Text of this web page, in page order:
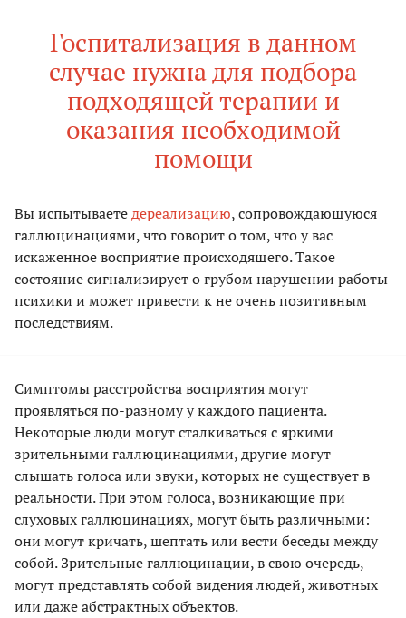
Госпитализация в данном
случае нужна для подбора
подходящей терапии и
оказания необходимой
помощи
Вы испытываетедереализацию, сопровождающуюся
галлюцинациями, что говорит о том, что у вас
искаженное восприятие происходящего. Такое
состояние сигнализирует о грубом нарушении работы
психики и может привести к не очень позитивным
последствиям.
Симптомы расстройства восприятия могут
проявляться по-разному у каждого пациента.
Некоторые люди могут сталкиваться с яркими
зрительными галлюцинациями, другие могут
слышать голоса или звуки, которых не существует в
реальности. При этом голоса, возникающие при
слуховых галлюцинациях, могут быть различными:
они могут кричать, шептать или вести беседы между
собой. Зрительные галлюцинации, в свою очередь,
могут представлять собой видения людей, животных
или даже абстрактных объектов.